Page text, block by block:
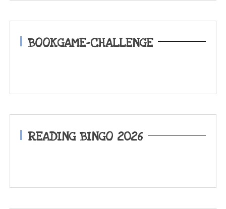
BOOKGAME-CHALLENGE
READING BINGO 2026